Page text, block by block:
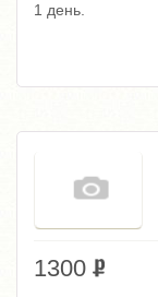
1 день.
1300